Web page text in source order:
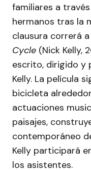
familiares a
hermanos tras la
clausura correrá
Cycle (Nick Kelly,
escrito, dirigido y
Kelly. La película
bicicleta
actuaciones
paisajes,
contemporáneo
Kelly participará
los asistentes.